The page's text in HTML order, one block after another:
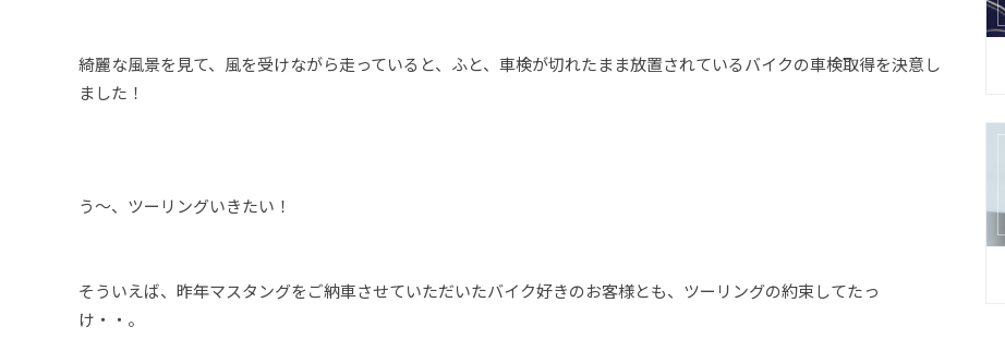
綺麗な風景を見て、風を受けながら走っていると、ふと、車検が切れたまま放置されているバイクの車検取得を決意し
ました！
う～、ツーリングいきたい！
そういえば、昨年マスタングをご納車させていただいたバイク好きのお客様とも、ツーリングの約束してたっ
け・・。